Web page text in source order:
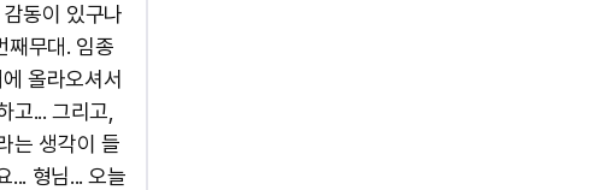
동이 있구나
째무대. 임종
올라오셔서
고... 그리고,
는 생각이 들
... 형님... 오늘